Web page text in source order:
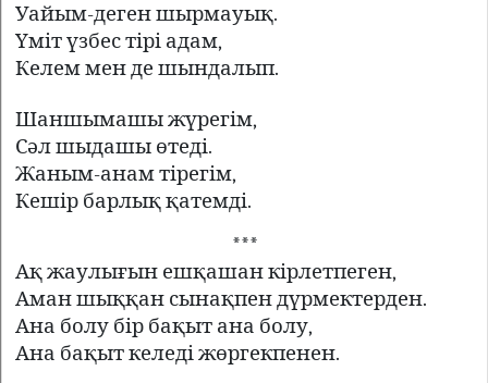
Уайым-деген шырмауық.
Үміт үзбес тірі адам,
Келем мен де шындалып.
Шаншымашы жүрегім,
Сәл шыдашы өтеді.
Жаным-анам тірегім,
Кешір барлық қатемді.
***
Ақ жаулығын ешқашан кірлетпеген,
Аман шыққан сынақпен дүрмектерден.
Ана болу бір бақыт ана болу,
Ана бақыт келеді жөргекпенен.